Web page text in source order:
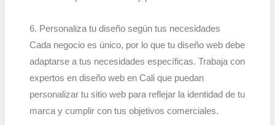
6. Personaliza tu diseño según tus necesidades
Cada negocio es único, por lo que tu diseño web debe
adaptarse a tus necesidades específicas. Trabaja con
expertos en diseño web en Cali que puedan
personalizar tu sitio web para reflejar la identidad de tu
marca y cumplir con tus objetivos comerciales.